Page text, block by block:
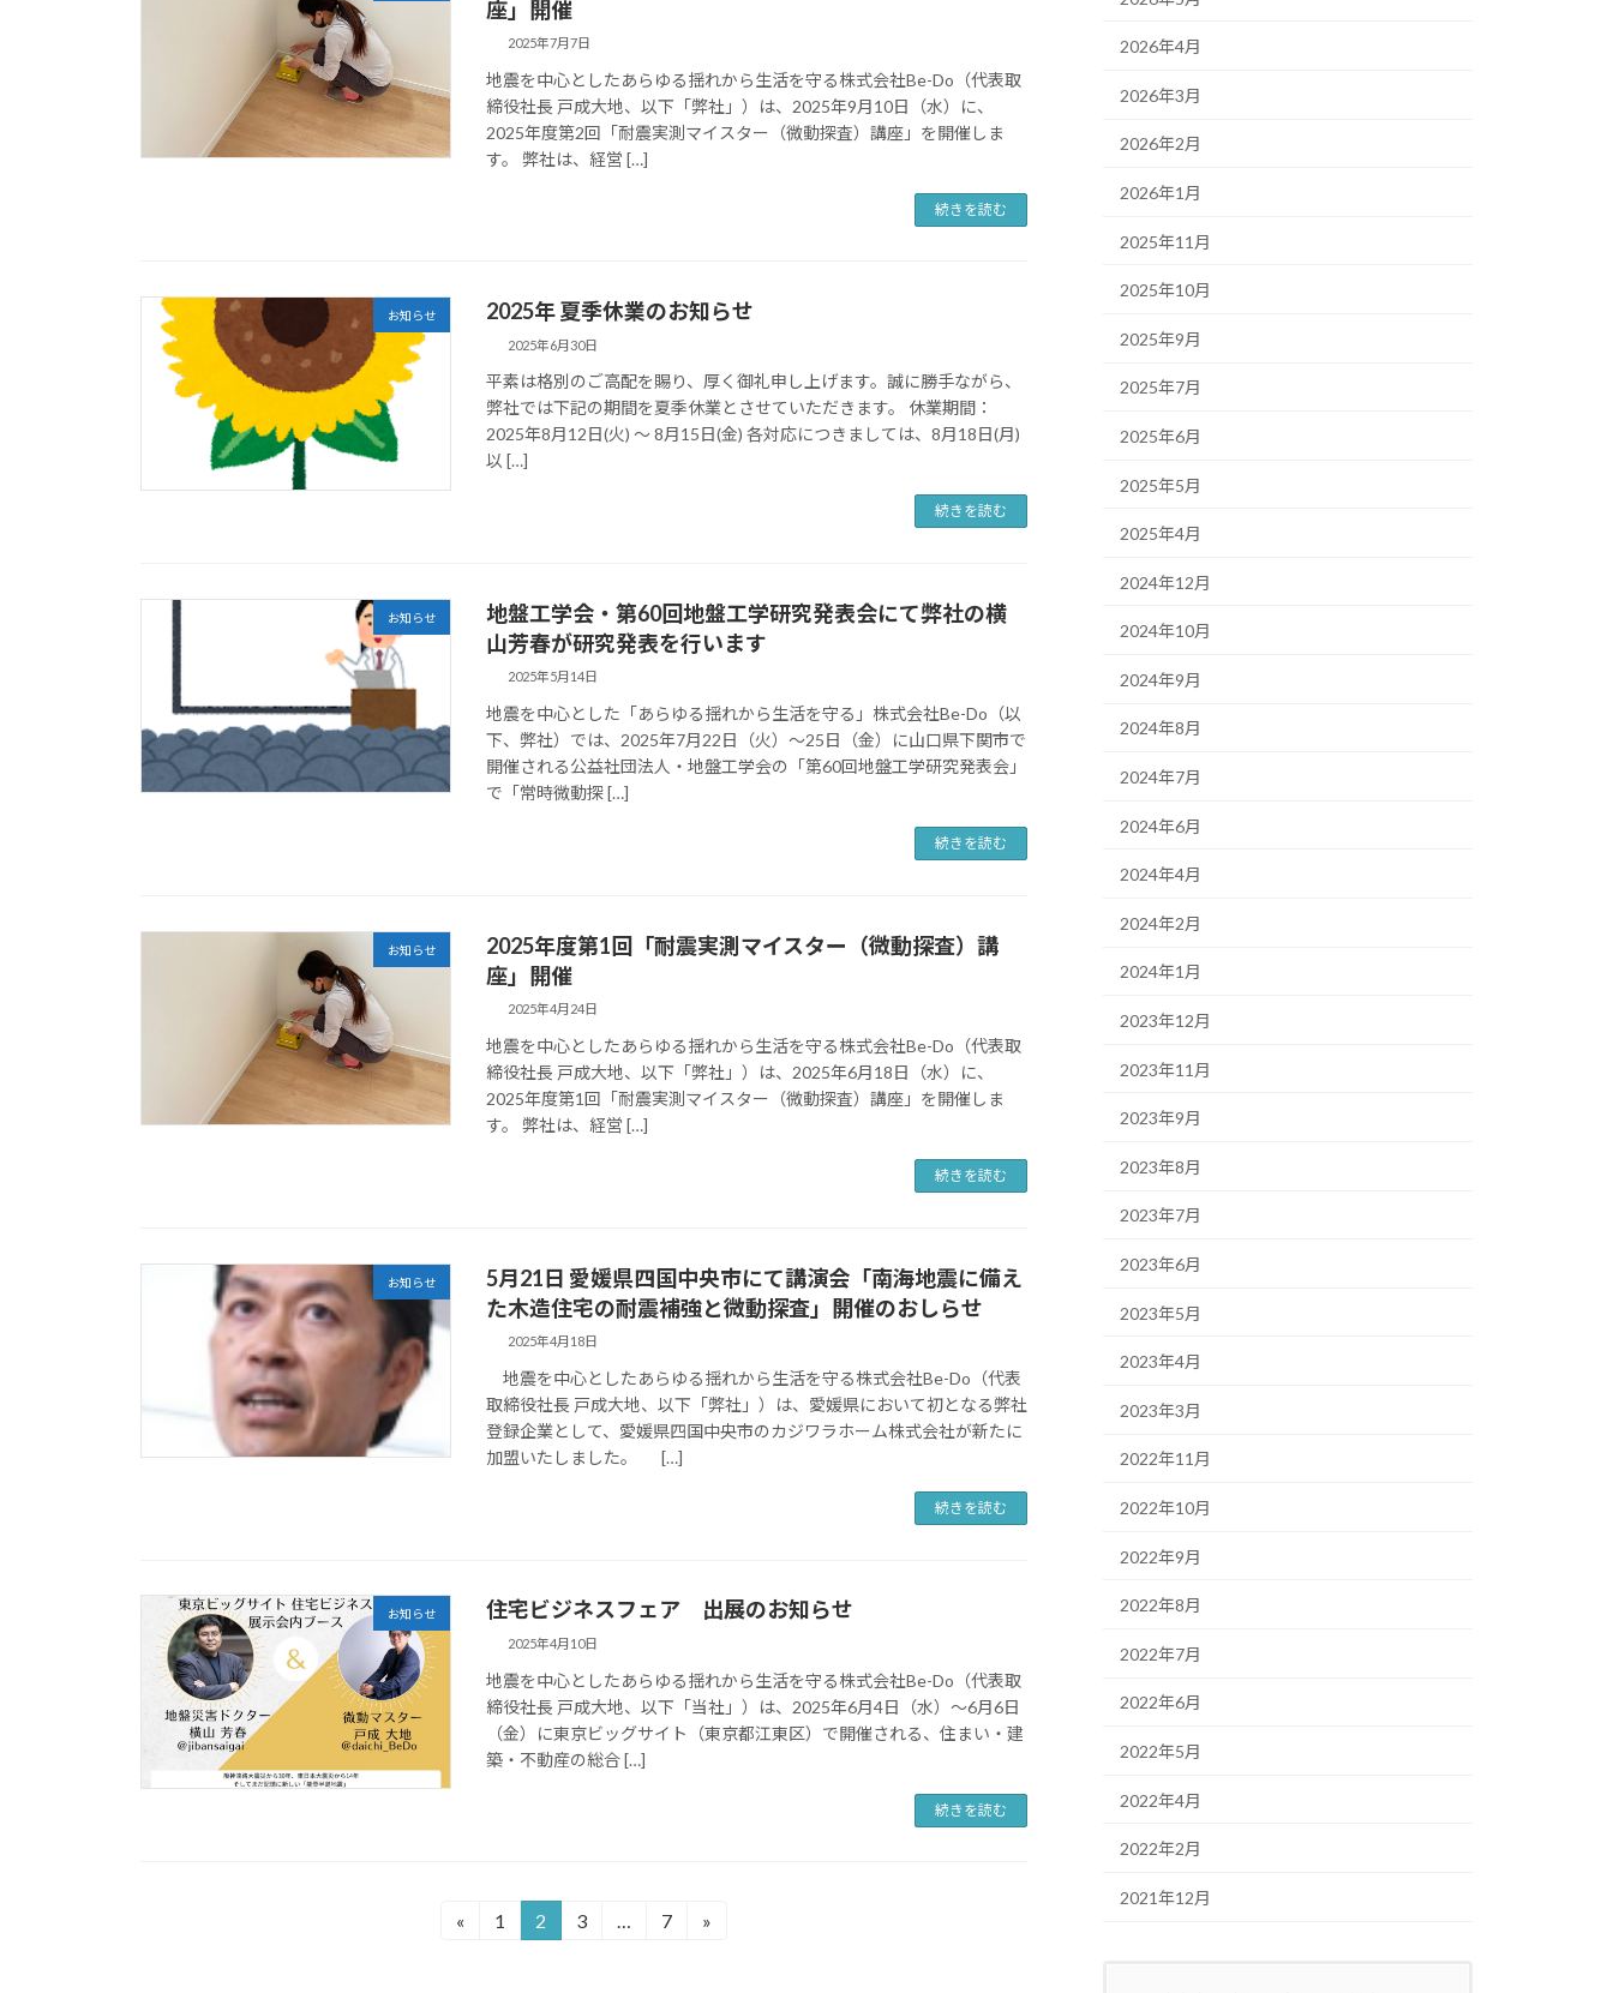
座」開催
2025年7月7日
地震を中心としたあらゆる揺れから生活を守る株式会社Be-Do（代表取
締役社長 戸成大地、以下「弊社」）は、2025年9月10日（水）に、
2025年度第2回「耐震実測マイスター（微動探査）講座」を開催しま
す。 弊社は、経営 […]
続きを読む
お知らせ 2025年 夏季休業のお知らせ
2025年6月30日
平素は格別のご高配を賜り、厚く御礼申し上げます。誠に勝手ながら、
弊社では下記の期間を夏季休業とさせていただきます。 休業期間：
2025年8月12日(火) ～ 8月15日(金) 各対応につきましては、8月18日(月)
以 […]
続きを読む
お知らせ
地盤工学会・第60回地盤工学研究発表会にて弊社の横
山芳春が研究発表を行います
2025年5月14日
地震を中心とした「あらゆる揺れから生活を守る」株式会社Be-Do（以
下、弊社）では、2025年7月22日（火）～25日（金）に山口県下関市で
開催される公益社団法人・地盤工学会の「第60回地盤工学研究発表会」
で「常時微動探 […]
続きを読む
お知らせ
2025年度第1回「耐震実測マイスター（微動探査）講
座」開催
2025年4月24日
地震を中心としたあらゆる揺れから生活を守る株式会社Be-Do（代表取
締役社長 戸成大地、以下「弊社」）は、2025年6月18日（水）に、
2025年度第1回「耐震実測マイスター（微動探査）講座」を開催しま
す。 弊社は、経営 […]
続きを読む
お知らせ
5月21日 愛媛県四国中央市にて講演会「南海地震に備え
た木造住宅の耐震補強と微動探査」開催のおしらせ
2025年4月18日
地震を中心としたあらゆる揺れから生活を守る株式会社Be-Do（代表
取締役社長 戸成大地、以下「弊社」）は、愛媛県において初となる弊社
登録企業として、愛媛県四国中央市のカジワラホーム株式会社が新たに
加盟いたしました。 […]
続きを読む
お知らせ 住宅ビジネスフェア 出展のお知らせ
2025年4月10日
地震を中心としたあらゆる揺れから生活を守る株式会社Be-Do（代表取
締役社長 戸成大地、以下「当社」）は、2025年6月4日（水）～6月6日
（金）に東京ビッグサイト（東京都江東区）で開催される、住まい・建
築・不動産の総合 […]
続きを読む
«
固
1
固
2
固
3 …
固
7 »
2026年4月
2026年3月
2026年2月
2026年1月
2025年11月
2025年10月
2025年9月
2025年7月
2025年6月
2025年5月
2025年4月
2024年12月
2024年10月
2024年9月
2024年8月
2024年7月
2024年6月
2024年4月
2024年2月
2024年1月
2023年12月
2023年11月
2023年9月
2023年8月
2023年7月
2023年6月
2023年5月
2023年4月
2023年3月
2022年11月
2022年10月
2022年9月
2022年8月
2022年7月
2022年6月
2022年5月
2022年4月
2022年2月
2021年12月